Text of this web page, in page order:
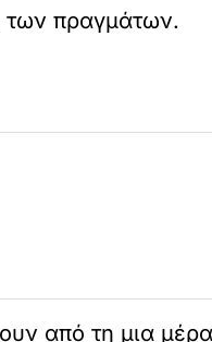
των πραγμάτων.
από τη μια